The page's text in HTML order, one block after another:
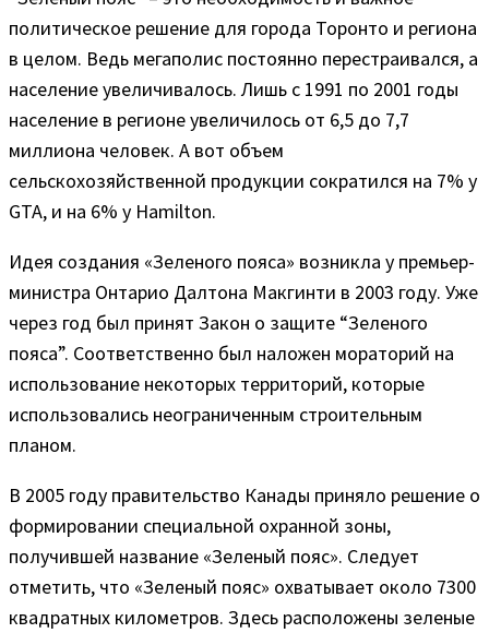
политическое решение для города Торонто и региона
в целом. Ведь мегаполис постоянно перестраивался, а
население увеличивалось. Лишь с 1991 по 2001 годы
население в регионе увеличилось от 6,5 до 7,7
миллиона человек. А вот объем
сельскохозяйственной продукции сократился на 7% у
GTA, и на 6% у Hamilton.
Идея создания «Зеленого пояса» возникла у премьер-
министра Онтарио Далтона Макгинти в 2003 году. Уже
через год был принят Закон о защите “Зеленого
пояса”. Соответственно был наложен мораторий на
использование некоторых территорий, которые
использовались неограниченным строительным
планом.
В 2005 году правительство Канады приняло решение о
формировании специальной охранной зоны,
получившей название «Зеленый пояс». Следует
отметить, что «Зеленый пояс» охватывает около 7300
квадратных километров. Здесь расположены зеленые